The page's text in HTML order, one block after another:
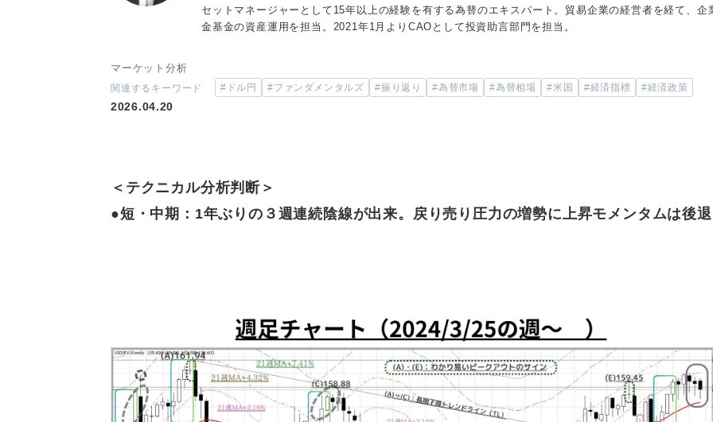
セットマネージャーとして15年以上の経験を有する為替のエキスパート。貿易企業の経営者を経て、企
金基金の資産運用を担当。2021年1月よりCAOとして投資助言部門を担当。
マーケット分析
関連するキーワード #ドル円 #ファンダメンタルズ #振り返り #為替市場 #為替相場 #米国 #経済指標 #経済政策
2026.04.20
＜テクニカル分析判断＞
●短・中期：1年ぶりの３週連続陰線が出来。戻り売り圧力の増勢に上昇モメンタムは後退